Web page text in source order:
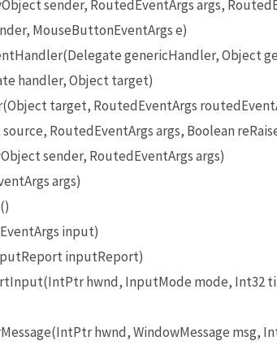
sender, RoutedEventArgs args,
MouseButtonEventArgs e)
genericHandler, Object
handler, Object target)
target, RoutedEventArgs
RoutedEventArgs args, Boolean
sender, RoutedEventArgs args)
args)
input)
inputReport)
hwnd, InputMode mode, Int32
hwnd, WindowMessage msg,